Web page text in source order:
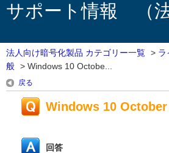
サポート情報 （
法人向け暗号化製品 カテゴリー一覧 > ラ
般 > Windows 10 Octobe...
戻る
Windows 10 October
回答